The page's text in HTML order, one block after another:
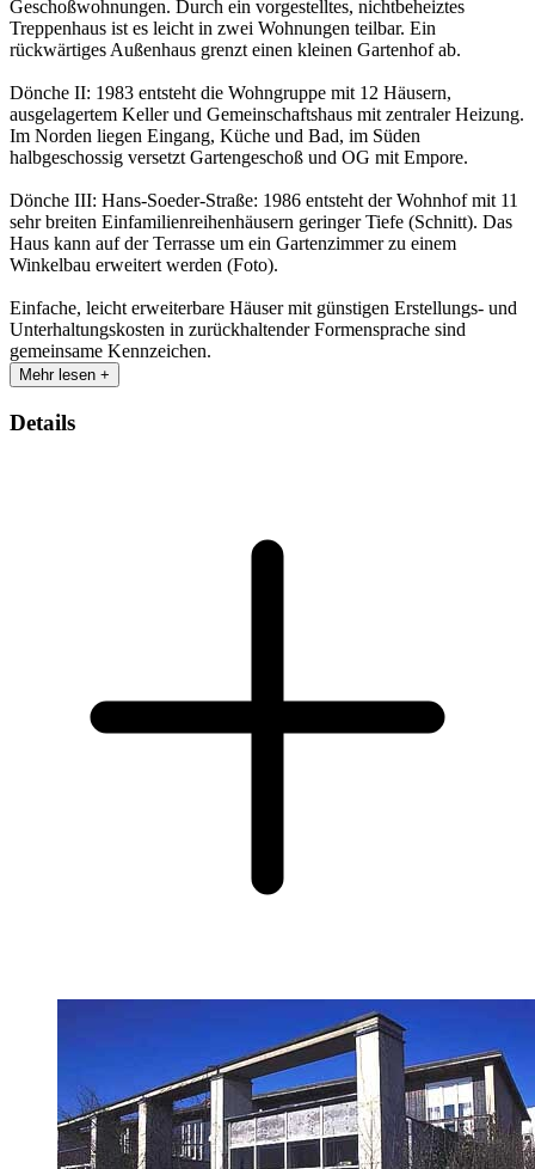
Geschoßwohnungen. Durch ein vorgestelltes, nichtbeheiztes
Treppenhaus ist es leicht in zwei Wohnungen teilbar. Ein
rückwärtiges Außenhaus grenzt einen kleinen Gartenhof ab.
Dönche II: 1983 entsteht die Wohngruppe mit 12 Häusern,
ausgelagertem Keller und Gemeinschaftshaus mit zentraler Heizung.
Im Norden liegen Eingang, Küche und Bad, im Süden
halbgeschossig versetzt Gartengeschoß und OG mit Empore.
Dönche III: Hans-Soeder-Straße: 1986 entsteht der Wohnhof mit 11
sehr breiten Einfamilienreihenhäusern geringer Tiefe (Schnitt). Das
Haus kann auf der Terrasse um ein Gartenzimmer zu einem
Winkelbau erweitert werden (Foto).
Einfache, leicht erweiterbare Häuser mit günstigen Erstellungs- und
Unterhaltungskosten in zurückhaltender Formensprache sind
gemeinsame Kennzeichen.
Mehr lesen +
Details